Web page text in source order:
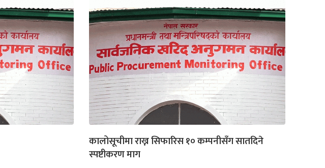
कालोसूचीमा राख्न सिफारिस १० कम्पनीसँग सातदिने
स्पष्टीकरण माग